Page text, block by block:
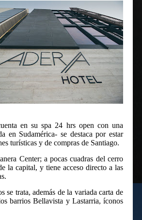
en su spa 24 hrs open con una
en Sudamérica- se destaca por estar
turísticas y de compras de Santiago.
Center; a pocas cuadras del cerro
la capital, y tiene acceso directo a las
trata, además de la variada carta de
barrios Bellavista y Lastarria, íconos